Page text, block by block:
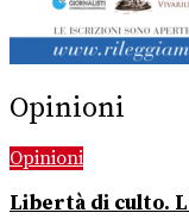
Opinioni
Opinioni
Libertà di culto.